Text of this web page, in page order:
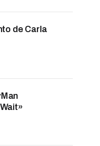
de Carla